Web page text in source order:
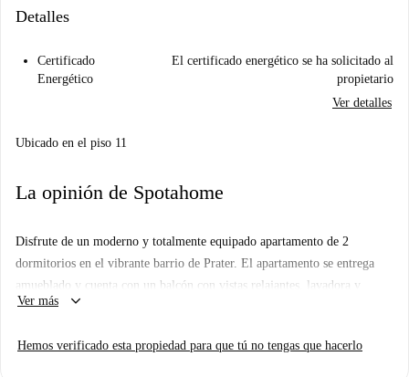
Detalles
Certificado
Energético
El certificado energético se ha solicitado al
propietario
Ver detalles
Ubicado en el piso 11
La opinión de Spotahome
Disfrute de un moderno y totalmente equipado apartamento de 2
dormitorios en el vibrante barrio de Prater. El apartamento se entrega
amueblado y cuenta con un balcón con vistas relajantes, lavadora y
secadora privadas para mayor comodidad, calefacción por suelo radiante
totalmente equipada con horno. Spotahome ha verificado personalmente
Ver más keyboard_arrow_down
Hemos verificado esta propiedad para que tú no tengas que hacerlo